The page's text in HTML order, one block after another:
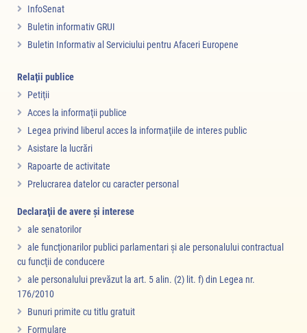
InfoSenat
Buletin informativ GRUI
Buletin Informativ al Serviciului pentru Afaceri Europene
Relaţii publice
Petiţii
Acces la informaţii publice
Legea privind liberul acces la informaţiile de interes public
Asistare la lucrări
Rapoarte de activitate
Prelucrarea datelor cu caracter personal
Declaraţii de avere şi interese
ale senatorilor
ale funcţionarilor publici parlamentari şi ale personalului contractual
cu funcţii de conducere
ale personalului prevăzut la art. 5 alin. (2) lit. f) din Legea nr.
176/2010
Bunuri primite cu titlu gratuit
Formulare